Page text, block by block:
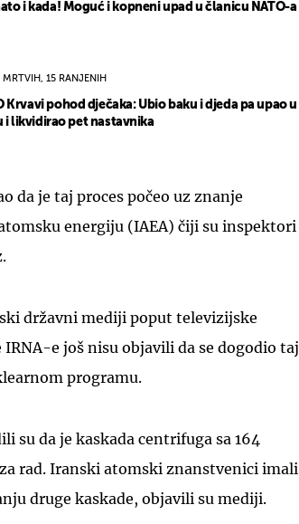
i kada! Moguć i kopneni upad u članicu NATO-a
MRTVIH, 15 RANJENIH
Krvavi pohod dječaka: Ubio baku i djeda pa upao u
i likvidirao pet nastavnika
da je taj proces počeo uz znanje
energiju (IAEA) čiji su inspektori
državni mediji poput televizijske
e još nisu objavili da se dogodio taj
programu.
su da je kaskada centrifuga sa 164
rad. Iranski atomski znanstvenici imali
druge kaskade, objavili su mediji.